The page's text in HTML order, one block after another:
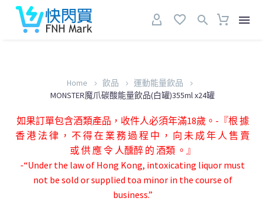
Home 飲品
運動能量飲品
MONSTER魔爪碳酸能量飲品(白罐)355ml x24罐
如果訂單包含酒類產品，收件人必須年滿18歲。-『根 據
香 港 法 律 ， 不 得 在 業 務 過 程 中 ， 向 未 成 年 人 售 賣
或 供 應 令 人醺醉 的 酒類 。』
-“Under the law of Hong Kong, intoxicating liquor must
not be sold or supplied toa minor in the course of
business.”